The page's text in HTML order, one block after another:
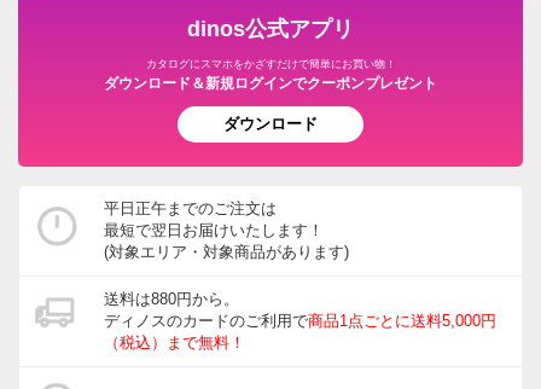
dinos公式アプリ
カタログにスマホをかざすだけで簡単にお買い物！
ダウンロード＆新規ログインでクーポンプレゼント
ダウンロード
平日正午までのご注文は
最短で翌日お届けいたします！
(対象エリア・対象商品があります)
送料は880円から。
ディノスのカードのご利用で商品1点ごとに送料5,000円
（税込）まで無料！